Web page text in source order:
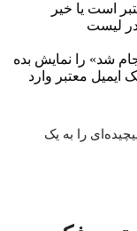
است یا خیر
در لیست
شد» را نمایش بده
ایمیل معتبر وارد
را به یک